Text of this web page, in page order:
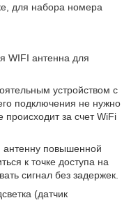
для набора номера
WIFI антенна для
устройством с
подключения не нужно
за счет WiFi
повышенной
к точке доступа на
сигнал без задержек.
(датчик